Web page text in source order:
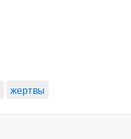
жертвы